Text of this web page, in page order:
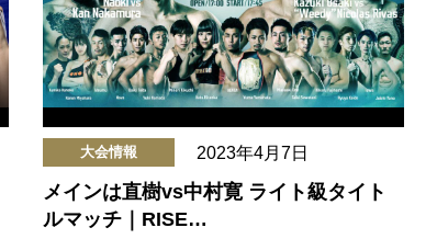
大会情報 2023年4月7日
メインは直樹vs中村寛 ライト級タイト
ルマッチ｜RISE…